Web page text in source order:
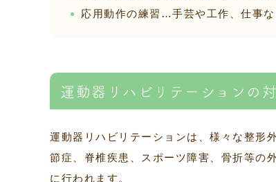
応用動作の練習…手芸や工作、仕事な
運動器リハビリテーションの
運動器リハビリテーションは、様々な整形
節症、脊椎疾患、スポーツ障害、骨折等の
に行われます。